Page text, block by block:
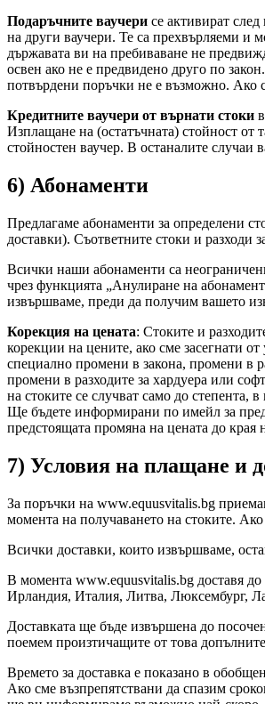
Подаръчните ваучери се активират
на други ваучери. Те са прехвърляеми и
държавата ви на пребиваване не
освен ако не е предвидено друго по
потвърдени поръчки не е възможно. Ако
Кредитните ваучери от върнати стоки
Изплащане на (остатъчната) стойност от
стойностен ваучер. В останалите случаи
6) Абонаменти
Предлагаме абонаменти за определени
доставки). Съответните стоки и разходи
Всички наши абонаменти са
чрез функцията „Анулиране на
извършваме, преди да получим вашето
Корекция на цената: Стоките и
корекции на цените, ако сме засегнати
специално промени в закона, промени в
промени в разходите за хардуера или
на стоките се случват само до степента,
Ще бъдете информирани по имейл за
предстоящата промяна на цената до края
7) Условия на плащане и
За поръчки на www.equusvitalis.bg
момента на получаването на стоките.
Всички доставки, които извършваме,
В момента www.equusvitalis.bg доставя
Ирландия, Италия, Литва, Люксембург,
Доставката ще бъде извършена до
поемем произтичащите от това
Времето за доставка е показано в
Ако сме възпрепятствани да спазим